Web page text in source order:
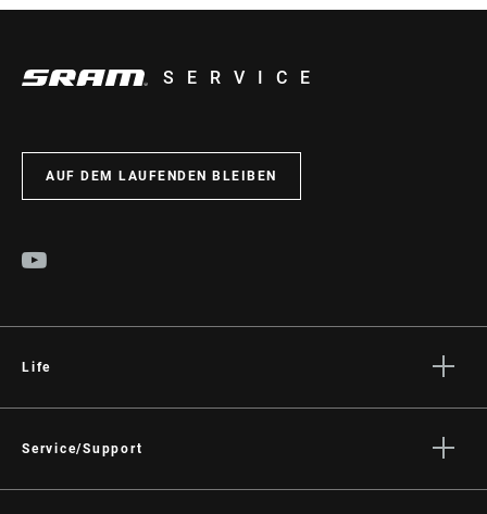
SERVICE
AUF DEM LAUFENDEN BLEIBEN
Life
Kultur
Service/Support